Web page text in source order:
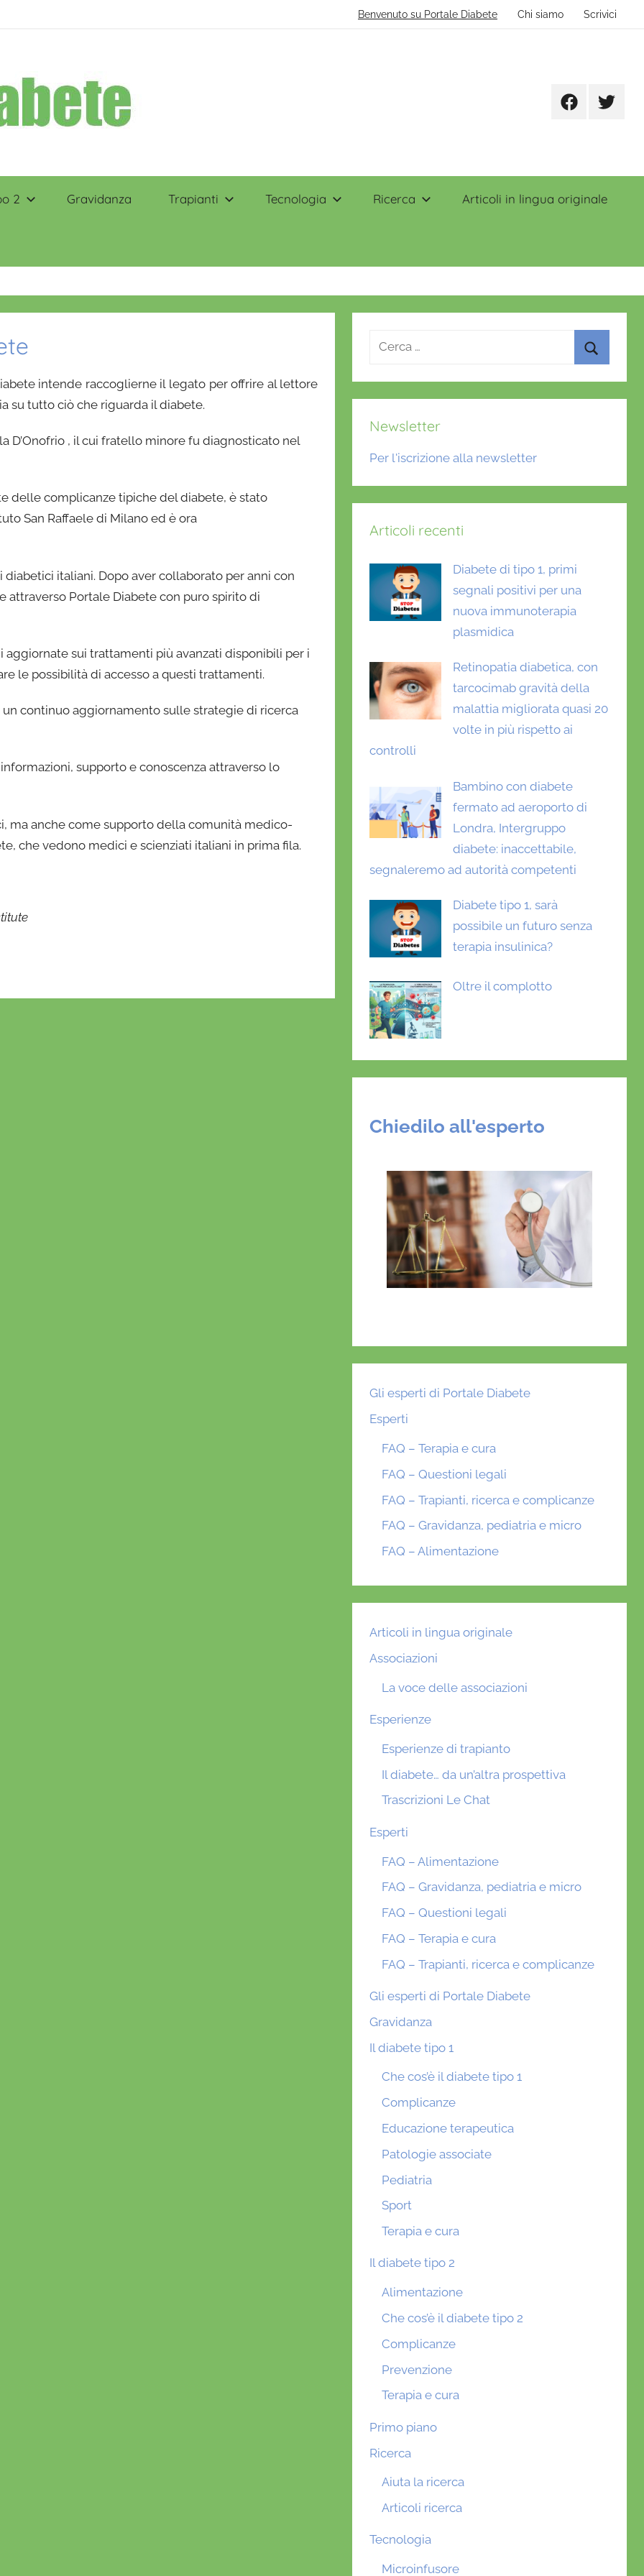
Benvenuto su Portale Diabete Chi siamo Scrivici
FacebookTwitter
2 Gravidanza Trapianti Tecnologia Ricerca Articoli in lingua originale
intende raccoglierne il legato per offrire al lettore
su tutto ciò che riguarda il diabete.
D’Onofrio , il cui fratello minore fu diagnosticato nel
delle complicanze tipiche del diabete, è stato
San Raffaele di Milano ed è ora
diabetici italiani. Dopo aver collaborato per anni con
attraverso Portale Diabete con puro spirito di
aggiornate sui trattamenti più avanzati disponibili per i
le possibilità di accesso a questi trattamenti.
continuo aggiornamento sulle strategie di ricerca
supporto e conoscenza attraverso lo
ma anche come supporto della comunità medico-
che vedono medici e scienziati italiani in prima fila.
Ricerca
Newsletter
Per l'iscrizione alla newsletter
Articoli recenti
Diabete di tipo 1, primi
segnali positivi per una
nuova immunoterapia
plasmidica
Retinopatia diabetica, con
tarcocimab gravità della
malattia migliorata quasi 20
volte in più rispetto ai
controlli
Bambino con diabete
fermato ad aeroporto di
Londra, Intergruppo
diabete: inaccettabile,
segnaleremo ad autorità competenti
Diabete tipo 1, sarà
possibile un futuro senza
terapia insulinica?
Oltre il complotto
Chiedilo all'esperto
Gli esperti di Portale Diabete
Esperti
FAQ – Terapia e cura
FAQ – Questioni legali
FAQ – Trapianti, ricerca e complicanze
FAQ – Gravidanza, pediatria e micro
FAQ – Alimentazione
Articoli in lingua originale
Associazioni
La voce delle associazioni
Esperienze
Esperienze di trapianto
Il diabete… da un’altra prospettiva
Trascrizioni Le Chat
Esperti
FAQ – Alimentazione
FAQ – Gravidanza, pediatria e micro
FAQ – Questioni legali
FAQ – Terapia e cura
FAQ – Trapianti, ricerca e complicanze
Gli esperti di Portale Diabete
Gravidanza
Il diabete tipo 1
Che cos’è il diabete tipo 1
Complicanze
Educazione terapeutica
Patologie associate
Pediatria
Sport
Terapia e cura
Il diabete tipo 2
Alimentazione
Che cos’è il diabete tipo 2
Complicanze
Prevenzione
Terapia e cura
Primo piano
Ricerca
Aiuta la ricerca
Articoli ricerca
Tecnologia
Microinfusore